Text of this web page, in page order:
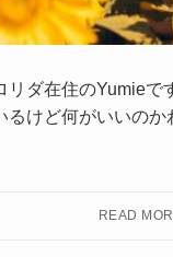
ダ在住のYumie
けど何がいいの